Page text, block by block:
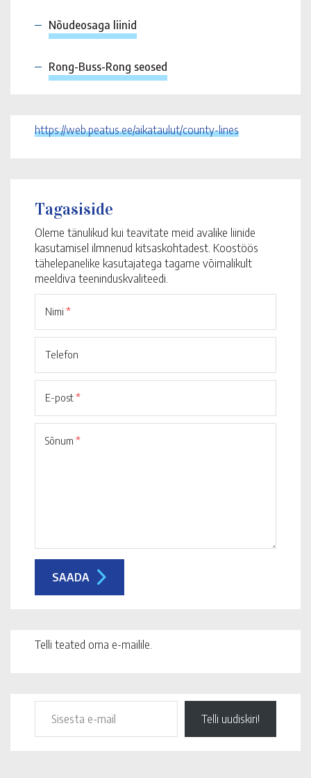
Nõudeosaga liinid
Rong-Buss-Rong seosed
https://web.peatus.ee/aikataulut/county-lines
Tagasiside
Oleme tänulikud kui teavitate meid avalike liinide
kasutamisel ilmnenud kitsaskohtadest. Koostöös
tähelepanelike kasutajatega tagame võimalikult
meeldiva teeninduskvaliteedi.
Nimi *
Telefon
E-post*
Sõnum *
Telli teated oma e-mailile.
Telli uudiskiri!